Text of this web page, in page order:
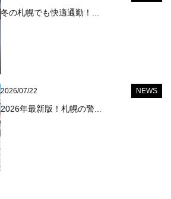
冬の札幌でも快適通勤！...
2026/07/22 NEWS
2026年最新版！札幌の警...